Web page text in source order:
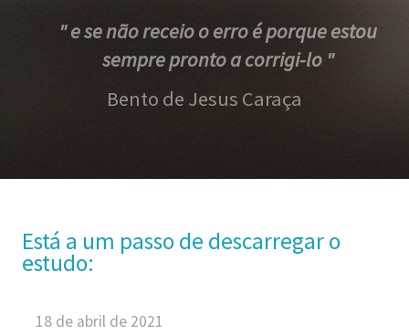
" e se não receio o erro é porque estou
sempre pronto a corrigi-lo "
Bento de Jesus Caraça
Está a um passo de descarregar o
estudo:
18 de abril de 2021